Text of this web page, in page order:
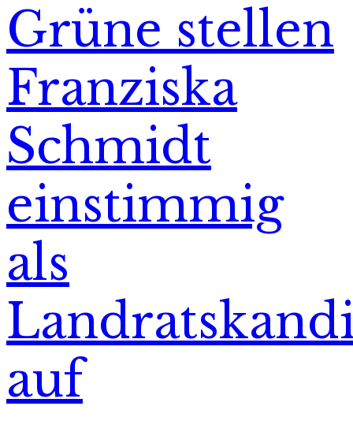
Grüne stellen
Franziska
Schmidt
einstimmig
als
auf